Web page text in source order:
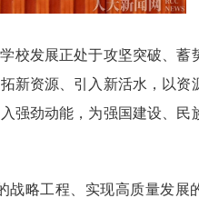
校发展正处于攻坚突破、蓄
新资源、引入新活水，以资
强劲动能，为强国建设、民
战略工程、实现高质量发展